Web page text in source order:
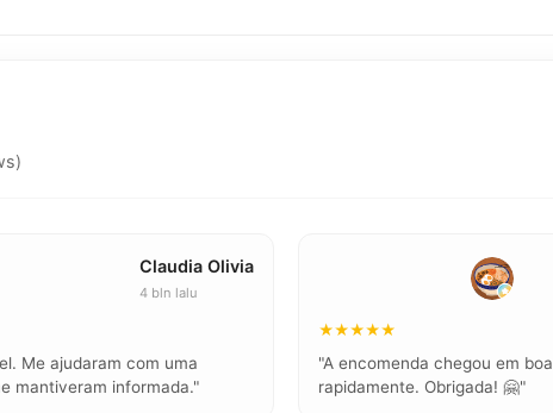
Claudia Olivia
4 bln lalu
Me ajudaram com uma
mantiveram informada."
★★★★★
"A encomenda chegou em
rapidamente. Obrigada! 🤗"